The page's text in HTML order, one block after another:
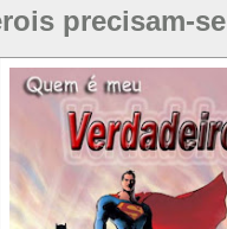
precisam-se